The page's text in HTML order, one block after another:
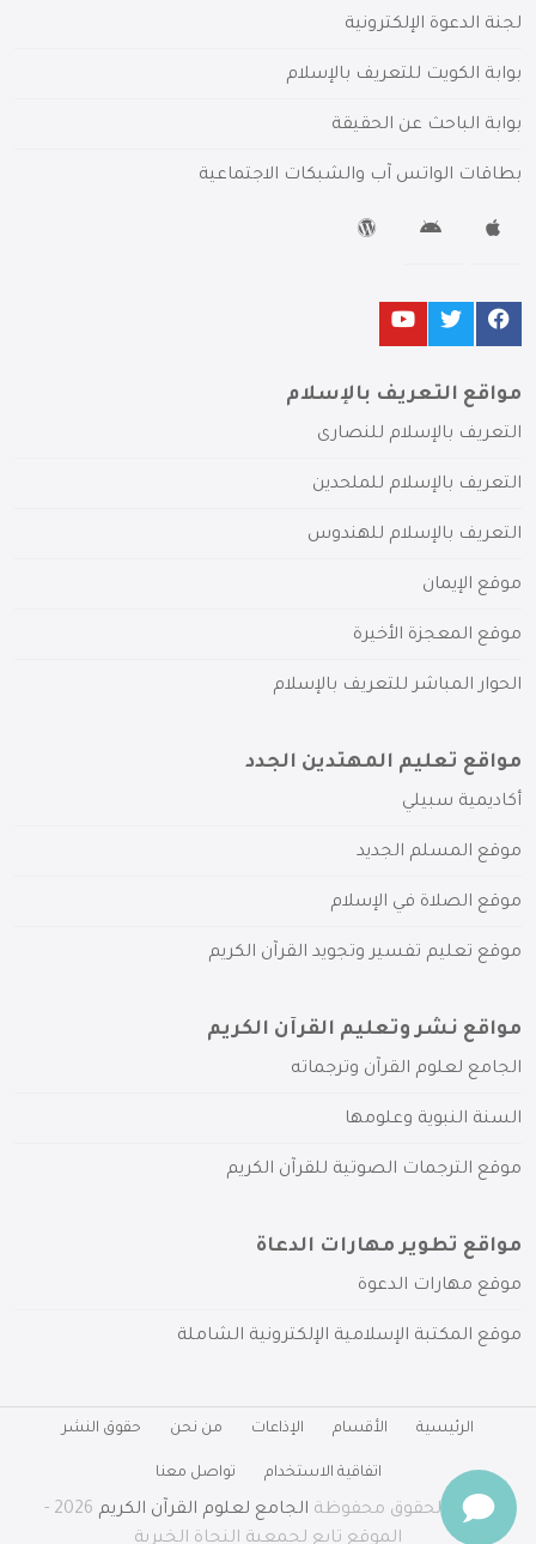
لجنة الدعوة الإلكترونية
بوابة الكويت للتعريف بالإسلام
بوابة الباحث عن الحقيقة
بطاقات الواتس آب والشبكات الاجتماعية
مواقع التعريف بالإسلام
التعريف بالإسلام للنصارى
التعريف بالإسلام للملحدين
التعريف بالإسلام للهندوس
موقع الإيمان
موقع المعجزة الأخيرة
الحوار المباشر للتعريف بالإسلام
مواقع تعليم المهتدين الجدد
أكاديمية سبيلي
موقع المسلم الجديد
موقع الصلاة في الإسلام
موقع تعليم تفسير وتجويد القرآن الكريم
مواقع نشر وتعليم القرآن الكريم
الجامع لعلوم القرآن وترجماته
السنة النبوية وعلومها
موقع الترجمات الصوتية للقرآن الكريم
مواقع تطوير مهارات الدعاة
موقع مهارات الدعوة
موقع المكتبة الإسلامية الإلكترونية الشاملة
الرئيسية الأقسام الإذاعات من نحن حقوق النشر
اتفاقية الاستخدام تواصل معنا
جميع الحقوق محفوظة الجامع لعلوم القرآن الكريم
2026 -
الموقع تابع لجمعية النجاة الخيرية